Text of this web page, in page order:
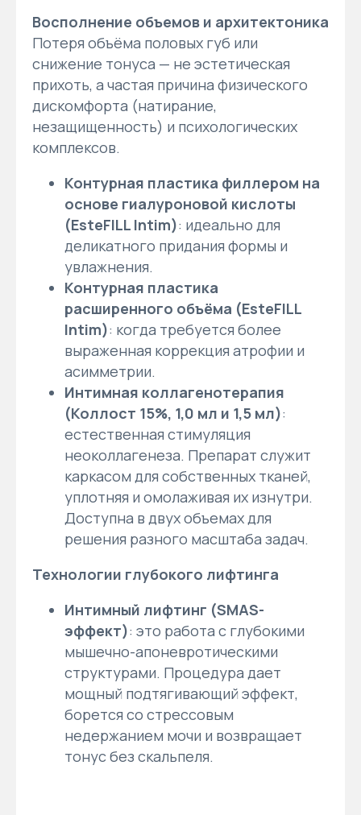
Восполнение объемов и архитектоника
Потеря объёма половых губ или
снижение тонуса — не эстетическая
прихоть, а частая причина физического
дискомфорта (натирание,
незащищенность) и психологических
комплексов.
Контурная пластика филлером на
основе гиалуроновой кислоты
(EsteFILL Intim): идеально для
деликатного придания формы и
увлажнения.
Контурная пластика
расширенного объёма (EsteFILL
Intim): когда требуется более
выраженная коррекция атрофии и
асимметрии.
Интимная коллагенотерапия
(Коллост 15%, 1,0 мл и 1,5 мл):
естественная стимуляция
неоколлагенеза. Препарат служит
каркасом для собственных тканей,
уплотняя и омолаживая их изнутри.
Доступна в двух объемах для
решения разного масштаба задач.
Технологии глубокого лифтинга
Интимный лифтинг (SMAS-
эффект): это работа с глубокими
мышечно-апоневротическими
структурами. Процедура дает
мощный подтягивающий эффект,
борется со стрессовым
недержанием мочи и возвращает
тонус без скальпеля.